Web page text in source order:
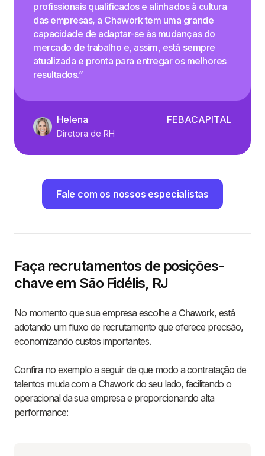
profissionais qualificados e alinhados à cultura
das empresas, a Chawork tem uma grande
capacidade de adaptar-se às mudanças do
mercado de trabalho e, assim, está sempre
atualizada e pronta para entregar os melhores
resultados.”
Helena
Diretora de RH
FEBACAPITAL
Fale com os nossos especialistas
Faça recrutamentos de posições-
chave em São Fidélis, RJ
No momento que sua empresa escolhe a Chawork, está
adotando um fluxo de recrutamento que oferece precisão,
economizando custos importantes.
Confira no exemplo a seguir de que modo a contratação de
talentos muda com a Chaworkdo seu lado, facilitando o
operacional da sua empresa e proporcionando alta
performance: